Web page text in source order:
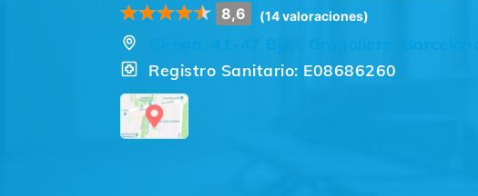
8,6 (14 valoraciones)
Girona, 41-47 Bjs, , Granollers
Registro Sanitario: E08686260